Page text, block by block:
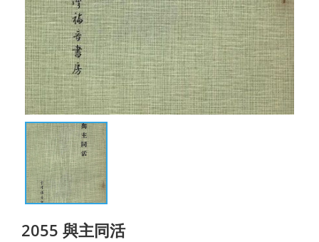
2055 與主同活